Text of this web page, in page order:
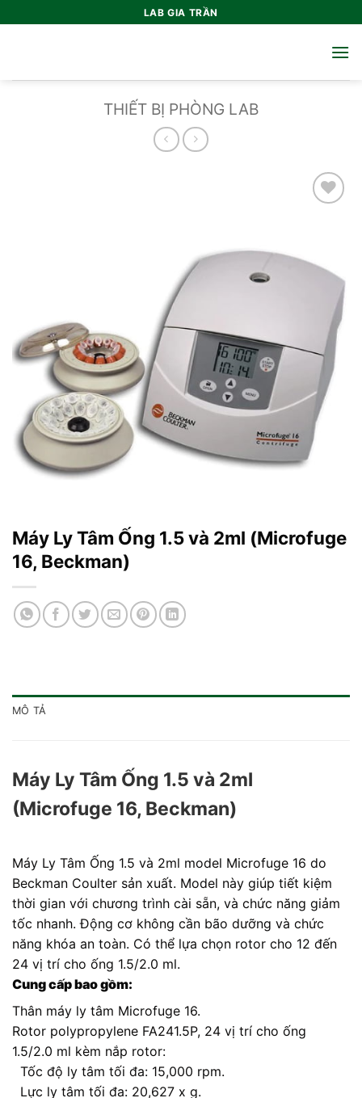
qua
LAB GIA TRẦN
THIẾT BỊ PHÒNG LAB
Máy Ly Tâm Ống 1.5 và 2ml (Microfuge
16, Beckman)
MÔ TẢ
Máy Ly Tâm Ống 1.5 và 2ml
(Microfuge 16, Beckman)
Máy Ly Tâm Ống 1.5 và 2ml model Microfuge 16 do
Beckman Coulter sản xuất. Model này giúp tiết kiệm
thời gian với chương trình cài sẵn, và chức năng giảm
tốc nhanh. Động cơ không cần bão dưỡng và chức
năng khóa an toàn. Có thể lựa chọn rotor cho 12 đến
24 vị trí cho ống 1.5/2.0 ml.
Cung cấp bao gồm:
Thân máy ly tâm Microfuge 16.
Rotor polypropylene FA241.5P, 24 vị trí cho ống
1.5/2.0 ml kèm nắp rotor:
Tốc độ ly tâm tối đa: 15,000 rpm.
Lực ly tâm tối đa: 20,627 x g.